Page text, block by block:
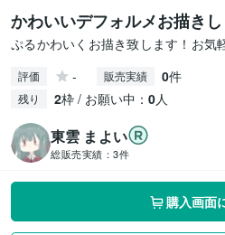
かわいいデフォルメお描き
ぷるかわいくお描き致します！お気
評価 - 販売実績 0件
残り 2枠 / お願い中： 0人
東雲 まよい
総販売実績： 3件
購入画面